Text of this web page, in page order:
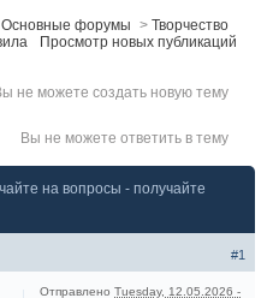
Основные форумы > Творчество
Вы не можете ответить в тему